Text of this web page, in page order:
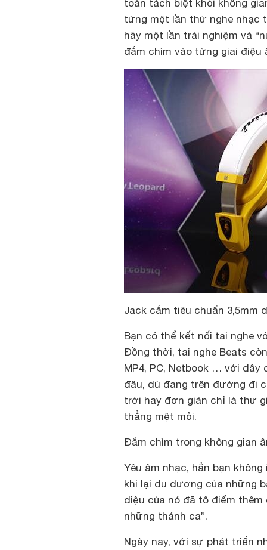
toàn tách biệt khỏi không
từng một lần thử nghe nhạc
hãy một lần trải nghiệm và
đắm chìm vào từng giai
Jack cắm tiêu chuẩn
Bạn có thể kết nối tai nghe
Đồng thời, tai nghe Beats
MP4, PC, Netbook … với
đâu, dù đang trên đường đi
trời hay đơn giản chỉ là thư
thẳng mệt mỏi.
Đắm chìm trong không gian
Yêu âm nhạc, hẳn bạn
khi lại du dương của những
diệu của nó đã tô điểm
những thánh ca”.
Ngày nay, với sự phát triển